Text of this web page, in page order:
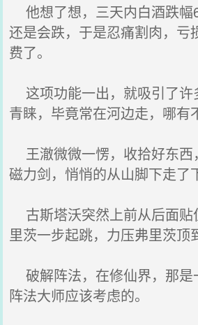
他想了想，三天内白酒跌幅
还是会跌，于是忍痛割肉，亏
费了。
这项功能一出，就吸引了许
青睐，毕竟常在河边走，哪有
王澈微微一愣，收拾好东西
磁力剑，悄悄的从山脚下走了
古斯塔沃突然上前从后面贴
里茨一步起跳，力压弗里茨顶
破解阵法，在修仙界，那是
阵法大师应该考虑的。